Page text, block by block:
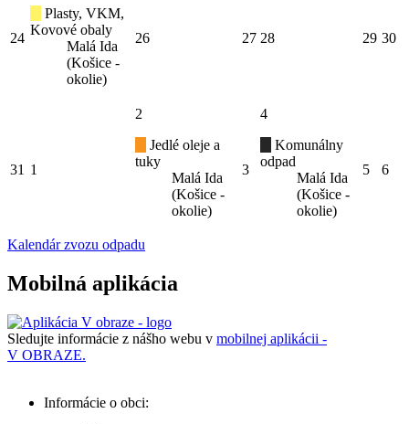
24
Plasty, VKM,
Kovové obaly
Malá Ida
(Košice -
okolie)
26 27 28 29 30
31 1
2
Jedlé oleje a
tuky
Malá Ida
(Košice -
okolie)
3
4
Komunálny
odpad
Malá Ida
(Košice -
okolie)
5 6
Kalendár zvozu odpadu
Mobilná aplikácia
Sledujte informácie z nášho webu v mobilnej aplikácii -
V OBRAZE.
Informácie o obci: